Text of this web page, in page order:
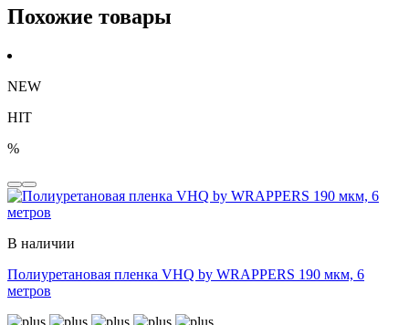
Похожие товары
NEW
HIT
%
В наличии
Полиуретановая пленка VHQ by WRAPPERS 190 мкм, 6
метров